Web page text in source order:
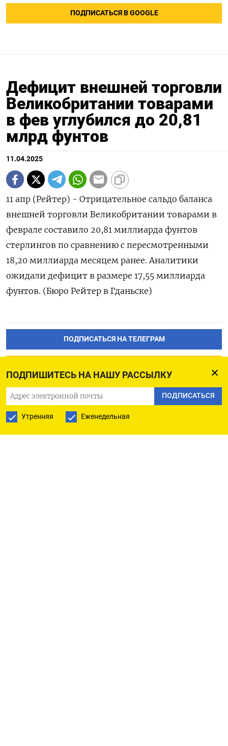
ПОДПИШИТЕСЬ НА НАШУ РАССЫЛКУ
ПОДПИСАТЬСЯ
Утренняя Еженедельная
ПОДПИСАТЬСЯ В GOOGLE
Дефицит внешней торговли
Великобритании товарами
в фев углубился до 20,81
млрд фунтов
11.04.2025
11 апр (Рейтер) - Отрицательное сальдо баланса
внешней торговли Великобритании товарами в
феврале составило 20,81 миллиарда фунтов
стерлингов по сравнению с пересмотренными
18,20 миллиарда месяцем ранее. Аналитики
ожидали дефицит в размере 17,55 миллиарда
фунтов. (Бюро Рейтер в Гданьске)
ПОДПИСАТЬСЯ НА ТЕЛЕГРАМ